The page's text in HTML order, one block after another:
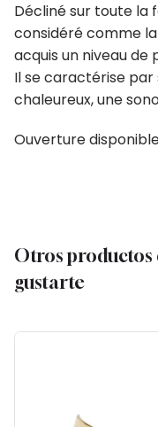
Décliné sur toute la
considéré comme
acquis un niveau
Il se caractérise par
chaleureux, une
Ouverture
Otros
gustarte